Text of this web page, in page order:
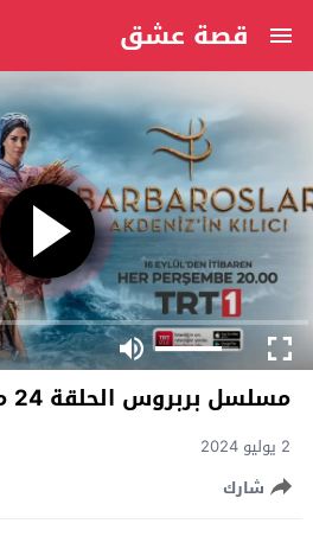
قصة عشق
مسلسل بربروس الحلقة 24 مترجم HD
2 يوليو 2024
شارك